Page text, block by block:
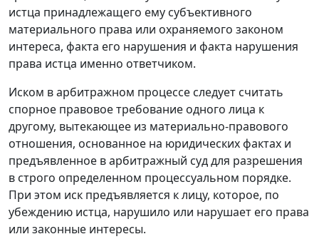
истца принадлежащего ему субъективного
материального права или охраняемого законом
интереса, факта его нарушения и факта нарушения
права истца именно ответчиком.
Иском в арбитражном процессе следует считать
спорное правовое требование одного лица к
другому, вытекающее из материально-правового
отношения, основанное на юридических фактах и
предъявленное в арбитражный суд для разрешения
в строго определенном процессуальном порядке.
При этом иск предъявляется к лицу, которое, по
убеждению истца, нарушило или нарушает его права
или законные интересы.